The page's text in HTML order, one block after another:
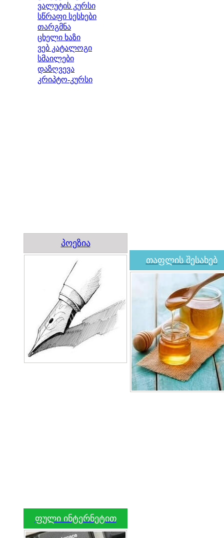
ვალუტის კურსი
სწრაფი სესხები
თარგმნა
ცხელი ხაზი
ვებ კატალოგი
სმაილები
დაზღვევა
კრიპტო-კურსი
პოეზია
თაფლის შესახებ
ფული ინტერნეტით